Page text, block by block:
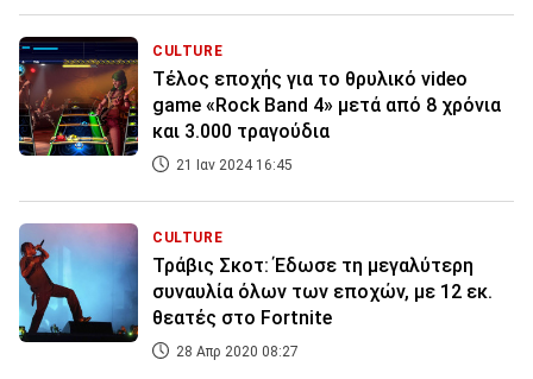
CULTURE
Τέλος εποχής για το θρυλικό video
game «Rock Band 4» μετά από 8 χρόνια
και 3.000 τραγούδια
21 Ιαν 2024 16:45
CULTURE
Τράβις Σκοτ: Έδωσε τη μεγαλύτερη
συναυλία όλων των εποχών, με 12 εκ.
θεατές στο Fortnite
28 Απρ 2020 08:27